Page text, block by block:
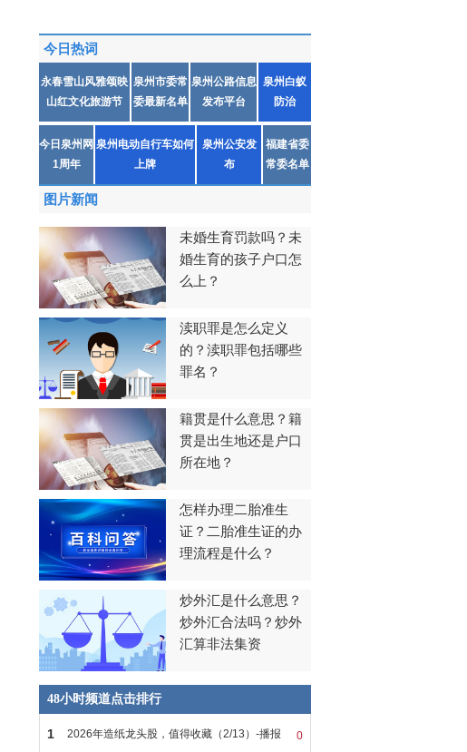
今日热词
永春雪山风雅颂映
山红文化旅游节
泉州市委常
委最新名单
泉州公路信息
发布平台
泉州白蚁
防治
今日泉州网
1周年
泉州电动自行车如何
上牌
泉州公安发
布
福建省委
常委名单
图片新闻
未婚生育罚款吗？未
婚生育的孩子户口怎
么上？
渎职罪是怎么定义
的？渎职罪包括哪些
罪名？
籍贯是什么意思？籍
贯是出生地还是户口
所在地？
怎样办理二胎准生
证？二胎准生证的办
理流程是什么？
炒外汇是什么意思？
炒外汇合法吗？炒外
汇算非法集资
48小时频道点击排行
0
1 2026年造纸龙头股，值得收藏（2/13）-播报